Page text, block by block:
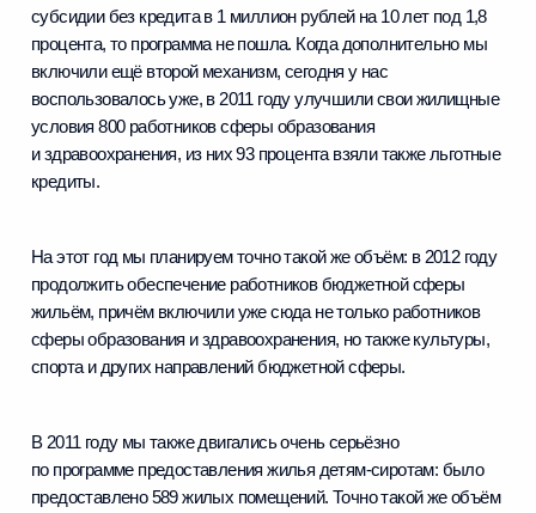
субсидии без кредита в 1 миллион рублей на 10 лет под 1,8
процента, то программа не пошла. Когда дополнительно мы
включили ещё второй механизм, сегодня у нас
воспользовалось уже, в 2011 году улучшили свои жилищные
условия 800 работников сферы образования
и здравоохранения, из них 93 процента взяли также льготные
кредиты.
На этот год мы планируем точно такой же объём: в 2012 году
продолжить обеспечение работников бюджетной сферы
жильём, причём включили уже сюда не только работников
сферы образования и здравоохранения, но также культуры,
спорта и других направлений бюджетной сферы.
В 2011 году мы также двигались очень серьёзно
по программе предоставления жилья детям-сиротам: было
предоставлено 589 жилых помещений. Точно такой же объём